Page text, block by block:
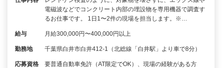
電磁波などでコンクリート内部の埋設物を専用機器で調査す
るお仕事です。 1日1〜2件の現場を担当します。※…
給与 月給300,000円〜400,000円以上
勤務地 千葉県白井市白井412-1（北総線「白井駅」より車で8分）
応募資格
要普通自動車免許（AT限定でOK）、現場の経験がある方